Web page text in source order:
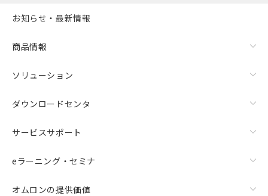
お知らせ・最新情報
商品情報
ソリューション
ダウンロードセンタ
サービスサポート
eラーニング・セミナ
オムロンの提供価値